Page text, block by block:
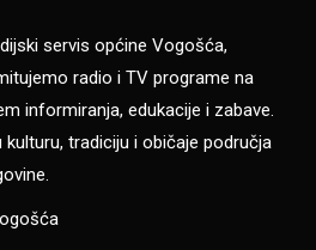
servis općine Vogošća,
radio i TV programe na
informiranja, edukacije i zabave.
tradiciju i običaje područja